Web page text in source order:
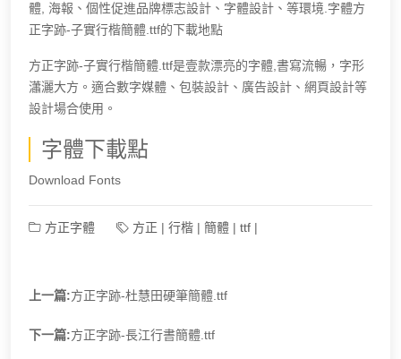
體, 海報、個性促進品牌標志設計、字體設計、等環境.字體方
正字跡-子實行楷簡體.ttf的下載地點
方正字跡-子實行楷簡體.ttf是壹款漂亮的字體,書寫流暢，字形
瀟灑大方。適合數字媒體、包裝設計、廣告設計、網頁設計等
設計場合使用。
字體下載點
Download Fonts
方正字體 方正 | 行楷 | 簡體 | ttf |
上一篇:方正字跡-杜慧田硬筆簡體.ttf
下一篇:方正字跡-長江行書簡體.ttf